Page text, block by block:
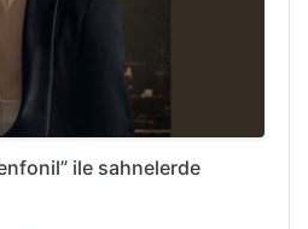
ile sahnelerde